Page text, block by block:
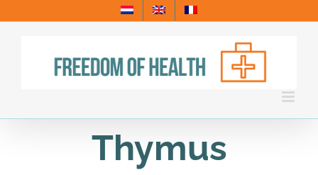
to
Thymus